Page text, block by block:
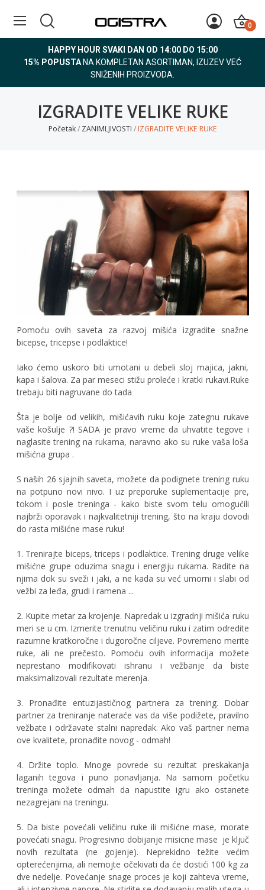
0
HAPPY HOUR SVAKI DAN OD 14:00 DO 15:00
15% POPUSTA NA KOMPLETAN ASORTIMAN, IZUZEV VEĆ
SNIŽENIH PROIZVODA.
IZGRADITE VELIKE RUKE
Početak ZANIMLJIVOSTI IZGRADITE VELIKE RUKE
Pomoću ovih saveta za razvoj mišića izgradite snažne
bicepse, tricepse i podlaktice!
Iako ćemo uskoro biti umotani u debeli sloj majica, jakni,
kapa i šalova. Za par meseci stižu proleće i kratki rukavi.Ruke
trebaju biti nagruvane do tada
Šta je bolje od velikih, mišićavih ruku koje zategnu rukave
vaše košulje ?! SADA je pravo vreme da uhvatite tegove i
naglasite trening na rukama, naravno ako su ruke vaša loša
mišićna grupa .
S naših 26 sjajnih saveta, možete da podignete trening ruku
na potpuno novi nivo. I uz preporuke suplementacije pre,
tokom i posle treninga - kako biste svom telu omogućili
najbrži oporavak i najkvalitetniji trening, što na kraju dovodi
do rasta mišićne mase ruku!
1. Trenirajte biceps, triceps i podlaktice. Trening druge velike
mišićne grupe oduzima snagu i energiju rukama. Radite na
njima dok su sveži i jaki, a ne kada su već umorni i slabi od
vežbi za leđa, grudi i ramena ...
2. Kupite metar za krojenje. Napredak u izgradnji mišića ruku
meri se u cm. Izmerite trenutnu veličinu ruku i zatim odredite
razumne kratkoročne i dugoročne ciljeve. Povremeno merite
ruke, ali ne prečesto. Pomoću ovih informacija možete
neprestano modifikovati ishranu i vežbanje da biste
maksimalizovali rezultate merenja.
3. Pronađite entuzijastičnog partnera za trening. Dobar
partner za treniranje nateraće vas da više podižete, pravilno
vežbate i održavate stalni napredak. Ako vaš partner nema
ove kvalitete, pronađite novog - odmah!
4. Držite toplo. Mnoge povrede su rezultat preskakanja
laganih tegova i puno ponavljanja. Na samom početku
treninga možete odmah da napustite igru ako ostanete
nezagrejani na treningu.
5. Da biste povećali veličinu ruke ili mišićne mase, morate
povećati snagu. Progresivno dobijanje misicne mase je ključ
novih rezultata (ne gojenje). Neprekidno težite većim
opterećenjima, ali nemojte očekivati da će dostići 100 kg za
dve nedelje. Povećanje snage proces je koji zahteva vreme,